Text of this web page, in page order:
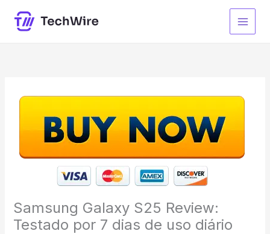
para
Samsung Galaxy S25 Review:
Testado por 7 dias de uso diário